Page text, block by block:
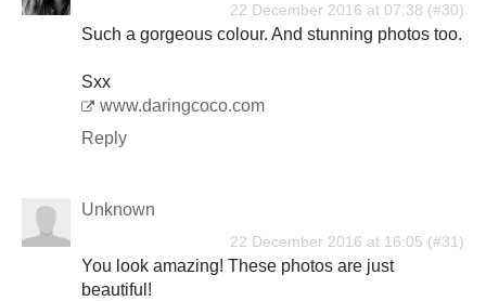
22 December 2016 at 07:38
Such a gorgeous colour. And stunning photos too.
Sxx
www.daringcoco.com
Reply
Unknown
22 December 2016 at 16:05
You look amazing! These photos are just
beautiful!